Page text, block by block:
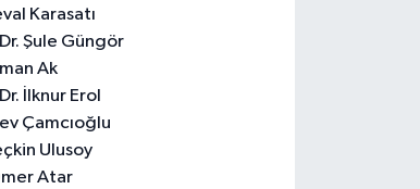
Karasatı
Şule Güngör
Ak
İlknur Erol
Çamcıoğlu
Ulusoy
Atar